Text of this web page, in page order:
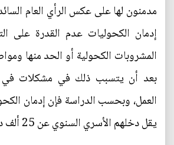
مدمنون لها على عكس الرأي العام
إدمان الكحوليات عدم القدرة على
المشروبات الكحولية أو الحد منها
بعد أن يتسبب ذلك في مشكلات في
العمل، وبحسب الدراسة فإن إدمان
يقل دخلهم الأسري السنوي عن 25 ألف دولار.